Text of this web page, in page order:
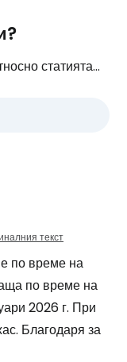
статията...
текст
по време на
по време на
2026 г. При
Благодаря за